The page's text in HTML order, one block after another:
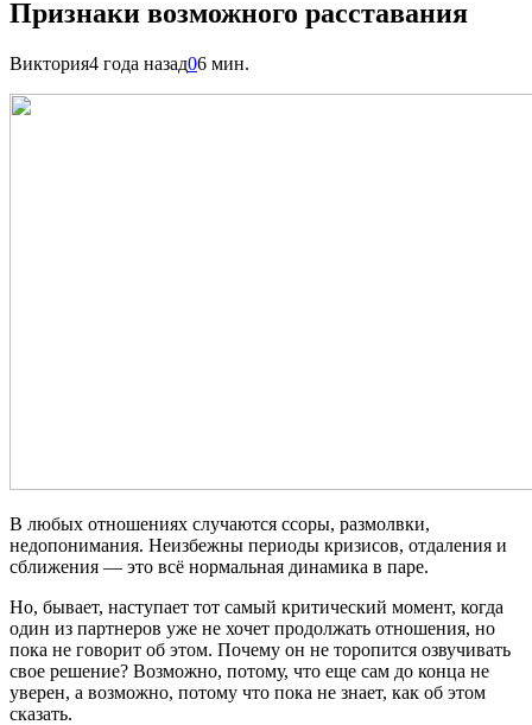
Признаки возможного расставания
Виктория4 года назад06 мин.
В любых отношениях случаются ссоры, размолвки,
недопонимания. Неизбежны периоды кризисов, отдаления и
сближения — это всё нормальная динамика в паре.
Но, бывает, наступает тот самый критический момент, когда
один из партнеров уже не хочет продолжать отношения, но
пока не говорит об этом. Почему он не торопится озвучивать
свое решение? Возможно, потому, что еще сам до конца не
уверен, а возможно, потому что пока не знает, как об этом
сказать.